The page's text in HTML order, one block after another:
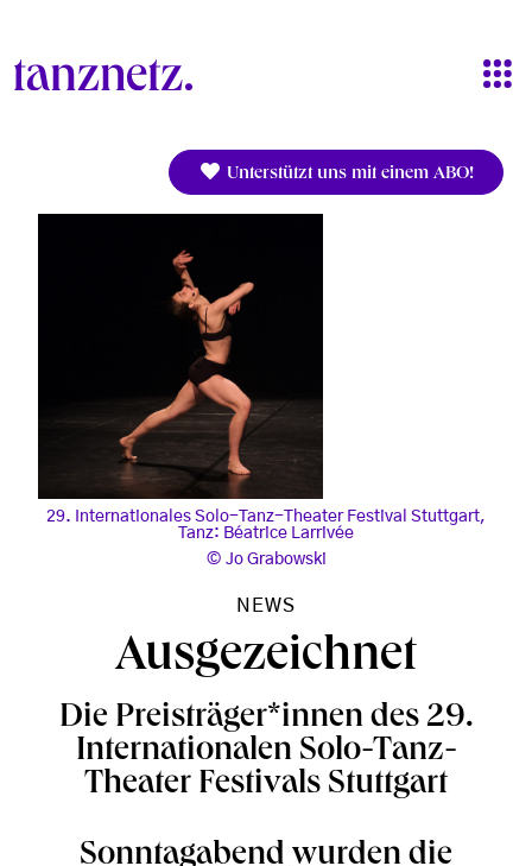
Unterstützt uns mit einem ABO!
29. Internationales Solo-Tanz-Theater Festival Stuttgart,
Tanz: Béatrice Larrivée
Jo Grabowski
NEWS
Ausgezeichnet
Die Preisträger*innen des 29.
Internationalen Solo-Tanz-
Theater Festivals Stuttgart
Sonntagabend wurden die